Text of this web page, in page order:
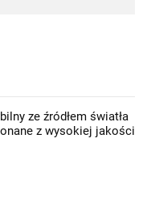
ze źródłem światła
z wysokiej jakości